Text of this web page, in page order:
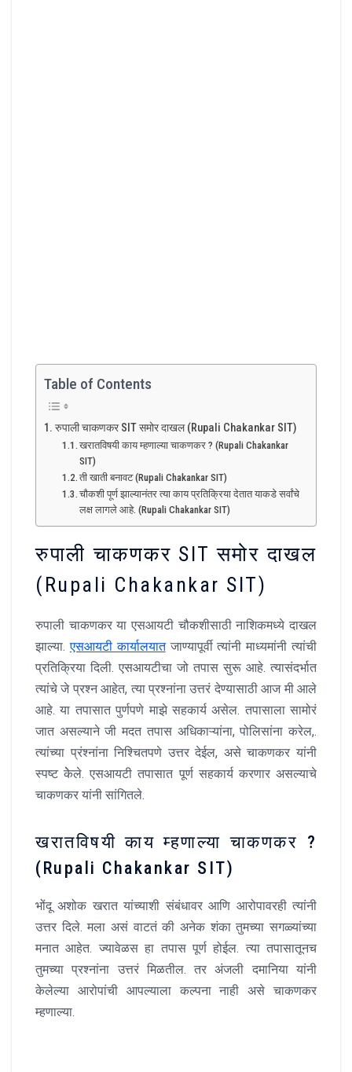
Table of Contents
रुपाली चाकणकर SIT समोर दाखल (Rupali Chakankar SIT)
खरातविषयी काय म्हणाल्या चाकणकर ? (Rupali Chakankar
SIT)
ती खाती बनावट (Rupali Chakankar SIT)
चौकशी पूर्ण झाल्यानंतर त्या काय प्रतिक्रिया देतात याकडे सर्वांचे
लक्ष लागले आहे. (Rupali Chakankar SIT)
रुपाली चाकणकर SIT समोर दाखल
(Rupali Chakankar SIT)
रुपाली चाकणकर या एसआयटी चौकशीसाठी नाशिकमध्ये दाखल
झाल्या.एसआयटी कार्यालयातजाण्यापूर्वी त्यांनी माध्यमांनी त्यांची
प्रतिक्रिया दिली. एसआयटीचा जो तपास सुरू आहे. त्यासंदर्भात
त्यांचे जे प्रश्न आहेत, त्या प्रश्नांना उत्तरं देण्यासाठी आज मी आले
आहे. या तपासात पुर्णपणे माझे सहकार्य असेल. तपासाला सामोरं
जात असल्याने जी मदत तपास अधिकाऱ्यांना, पोलिसांना करेल,.
त्यांच्या प्रंश्नांना निश्चितपणे उत्तर देईल, असे चाकणकर यांनी
स्पष्ट केेले. एसआयटी तपासात पूर्ण सहकार्य करणार असल्याचे
चाकणकर यांनी सांगितले.
खरातविषयी काय म्हणाल्या चाकणकर ?
(Rupali Chakankar SIT)
भोंदू अशोक खरात यांच्याशी संबंधावर आणि आरोपावरही त्यांनी
उत्तर दिले. मला असं वाटतं की अनेक शंका तुमच्या सगळ्यांच्या
मनात आहेत. ज्यावेळस हा तपास पूर्ण होईल. त्या तपासातूनच
तुमच्या प्रश्नांना उत्तरं मिळतील. तर अंजली दमानिया यांनी
केलेल्या आरोपांची आपल्याला कल्पना नाही असे चाकणकर
म्हणाल्या.